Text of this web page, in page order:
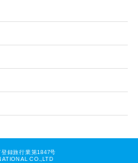
録旅行業第1847号
CO.,LTD